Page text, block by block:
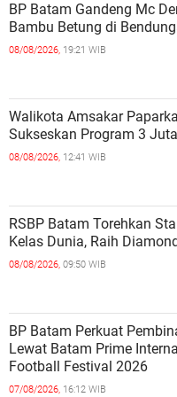
BP Batam Gandeng Mc
Bambu Betung di
08/08/2026, 19:21 WIB
Walikota Amsakar
Sukseskan Program 3
08/08/2026, 12:41 WIB
RSBP Batam Torehkan
Kelas Dunia, Raih
08/08/2026, 09:50 WIB
BP Batam Perkuat
Lewat Batam Prime
Football Festival 2026
07/08/2026, 16:12 WIB